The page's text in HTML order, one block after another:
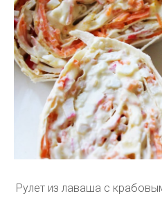
Рулет из лаваша с